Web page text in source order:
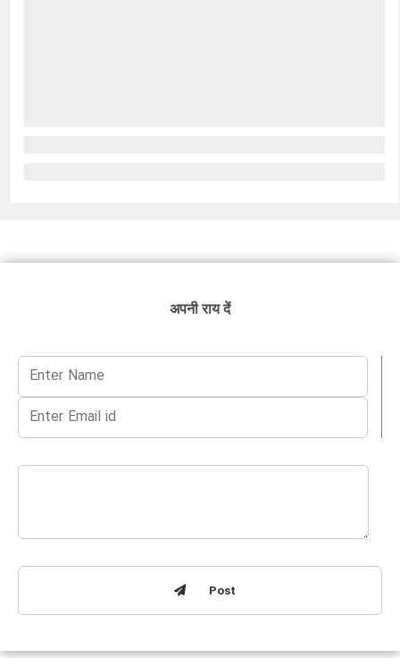
अपनी राय दें
Post